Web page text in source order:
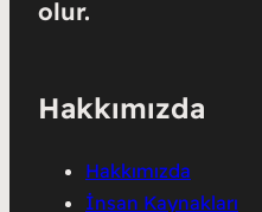
olur.
Hakkımızda
Hakkımızda
İnsan Kaynakları